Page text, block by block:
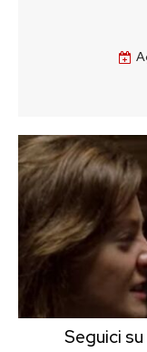
Seguici su